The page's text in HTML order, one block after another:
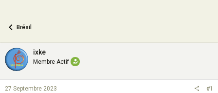
Brésil
ixke
Membre Actif
27 Septembre 2023 #1